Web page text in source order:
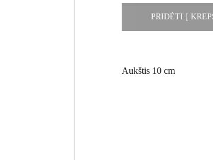
PRIDĖTI Į
Aukštis 10 cm